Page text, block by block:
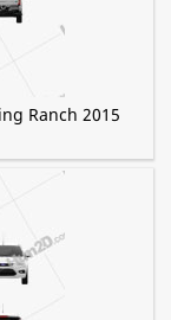
Ranch 2015